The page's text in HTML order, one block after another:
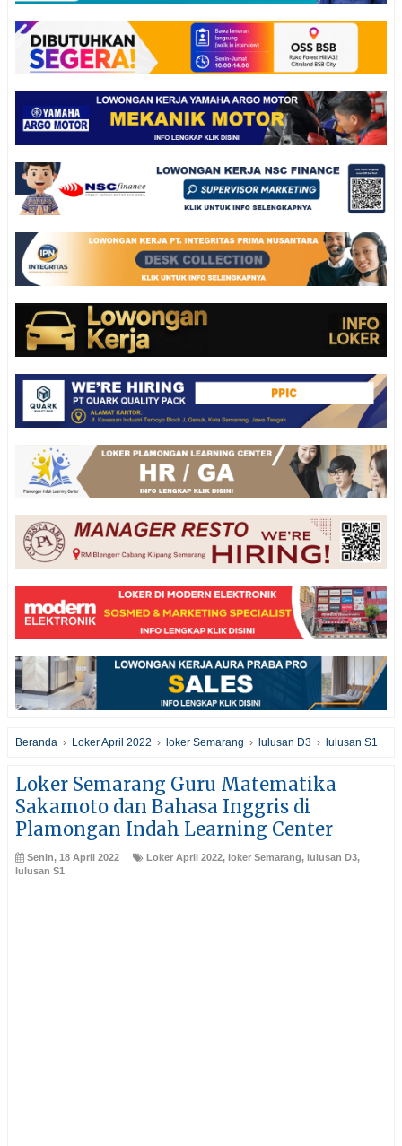
Beranda › Loker April 2022 › loker Semarang › lulusan D3 › lulusan S1
Loker Semarang Guru Matematika
Sakamoto dan Bahasa Inggris di
Plamongan Indah Learning Center
Senin, 18 April 2022 Loker April 2022, loker Semarang, lulusan D3,
lulusan S1